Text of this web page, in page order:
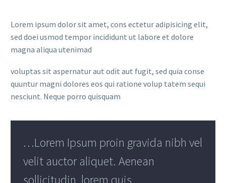
Lorem ipsum dolor sit amet, cons ectetur adipisicing elit,
sed doei usmod tempor incididunt ut labore et dolore
magna aliqua utenimad
voluptas sit aspernatur aut odit aut fugit, sed quia conse
quuntur magni dolores eos qui ratione volup tatem sequi
nesciunt. Neque porro quisquam
…Lorem Ipsum proin gravida nibh vel
velit auctor aliquet. Aenean
sollicitudin, lorem quis